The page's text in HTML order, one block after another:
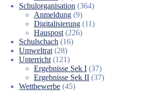
Schulorganisation (364)
Anmeldung (9)
Digitalisierung (11)
Hauspost (226)
Schulschach (16)
Umweltrat (28)
Unterricht (121)
Ergebnisse Sek I (37)
Ergebnisse Sek II (37)
Wettbewerbe (45)